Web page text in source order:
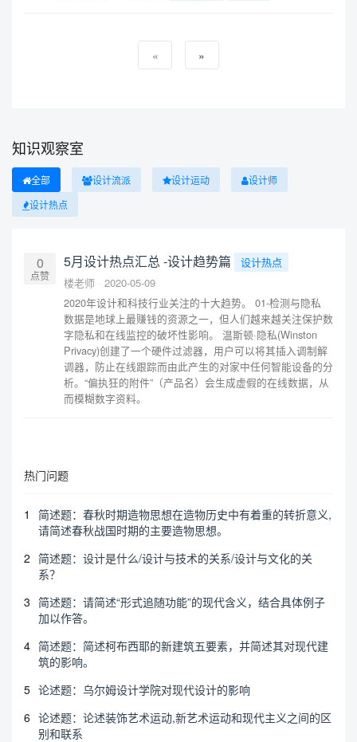
« »
知识观察室
全部 设计流派 设计运动
设计师
设计热点
0
点赞
5月设计热点汇总 -设计趋势篇
设计热点
楼老师
2020-05-09
2020年设计和科技行业关注的十大趋势。 01-检测与隐私
数据是地球上最赚钱的资源之一，但人们越来越关注保护数
字隐私和在线监控的破坏性影响。 温斯顿·隐私(Winston
Privacy)创建了一个硬件过滤器，用户可以将其插入调制解
调器，防止在线跟踪而由此产生的对家中任何智能设备的分
析。“偏执狂的附件”（产品名）会生成虚假的在线数据，从
而模糊数字资料。
热门问题
1
简述题：春秋时期造物思想在造物历史中有着重的转折意义,
请简述春秋战国时期的主要造物思想。
2 简述题：设计是什么/设计与技术的关系/设计与文化的关
系？
3 简述题：请简述“形式追随功能”的现代含义，结合具体例子
加以作答。
4 简述题：简述柯布西耶的新建筑五要素，并简述其对现代建
筑的影响。
5 论述题：乌尔姆设计学院对现代设计的影响
6 论述题：论述装饰艺术运动,新艺术运动和现代主义之间的区
别和联系